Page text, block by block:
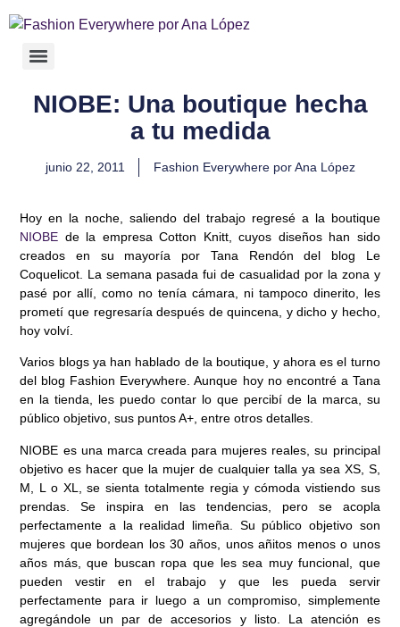
NIOBE: Una boutique hecha
a tu medida
junio 22, 2011 Fashion Everywhere por Ana López
Hoy en la noche, saliendo del trabajo regresé a la boutique
NIOBE de la empresa Cotton Knitt, cuyos diseños han sido
creados en su mayoría por Tana Rendón del blog Le
Coquelicot . La semana pasada fui de casualidad por la zona y
pasé por allí, como no tenía cámara, ni tampoco dinerito, les
prometí que regresaría después de quincena, y dicho y hecho,
hoy volví.
Varios blogs ya han hablado de la boutique, y ahora es el turno
del blog Fashion Everywhere. Aunque hoy no encontré a Tana
en la tienda, les puedo contar lo que percibí de la marca, su
público objetivo, sus puntos A+, entre otros detalles.
NIOBE es una marca creada para mujeres reales, su principal
objetivo es hacer que la mujer de cualquier talla ya sea XS, S,
M, L o XL, se sienta totalmente regia y cómoda vistiendo sus
prendas. Se inspira en las tendencias, pero se acopla
perfectamente a la realidad limeña. Su público objetivo son
mujeres que bordean los 30 años, unos añitos menos o unos
años más, que buscan ropa que les sea muy funcional, que
pueden vestir en el trabajo y que les pueda servir
perfectamente para ir luego a un compromiso, simplemente
agregándole un par de accesorios y listo. La atención es